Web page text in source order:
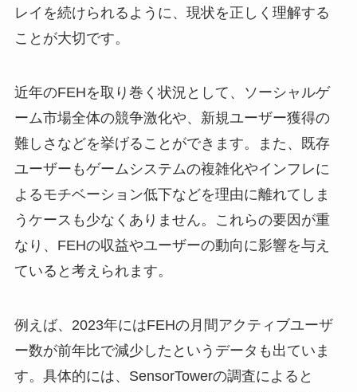
レイを続けられるように、現状を正しく理解する
ことが大切です。
近年のFEHを取り巻く状況として、ソーシャルゲ
ーム市場全体の競争激化や、新規ユーザー獲得の
難しさなどを挙げることができます。また、既存
ユーザーもゲームシステムの複雑化やインフレに
よるモチベーション低下などを理由に離れてしま
うケースも少なくありません。これらの要因が重
なり、FEHの収益やユーザーの動向に影響を与え
ていると考えられます。
例えば、2023年にはFEHの月間アクティブユーザ
ー数が前年比で減少したというデータも出ていま
す。具体的には、SensorTowerの調査によると